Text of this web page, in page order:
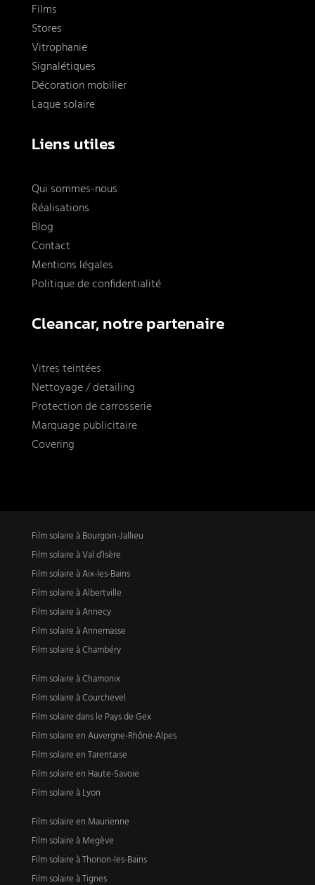
Films
Stores
Vitrophanie
Signalétiques
Décoration mobilier
Laque solaire
Liens utiles
Qui sommes-nous
Réalisations
Blog
Contact
Mentions légales
Politique de confidentialité
Cleancar, notre partenaire
Vitres teintées
Nettoyage / detailing
Protection de carrosserie
Marquage publicitaire
Covering
Film solaire à Bourgoin-Jallieu
Film solaire à Val d’Isère
Film solaire à Aix-les-Bains
Film solaire à Albertville
Film solaire à Annecy
Film solaire à Annemasse
Film solaire à Chambéry
Film solaire à Chamonix
Film solaire à Courchevel
Film solaire dans le Pays de Gex
Film solaire en Auvergne-Rhône-Alpes
Film solaire en Tarentaise
Film solaire en Haute-Savoie
Film solaire à Lyon
Film solaire en Maurienne
Film solaire à Megève
Film solaire à Thonon-les-Bains
Film solaire à Tignes